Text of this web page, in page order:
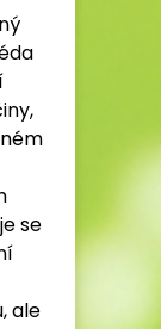
se
ale